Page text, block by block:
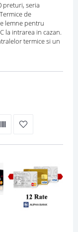
preturi, seria
Termice de
lemne pentru
la intrarea in cazan.
termice si un